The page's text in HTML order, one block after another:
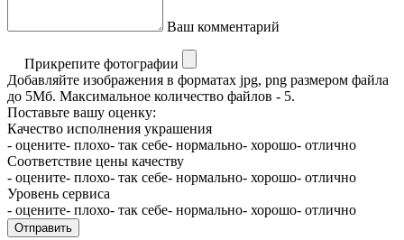
Ваш комментарий
Прикрепите фотографии
Добавляйте изображения в форматах jpg, png размером файла
до 5Мб. Максимальное количество файлов - 5.
Поставьте вашу оценку:
Качество исполнения украшения
- оцените- плохо- так себе- нормально- хорошо- отлично
Соответствие цены качеству
- оцените- плохо- так себе- нормально- хорошо- отлично
Уровень сервиса
- оцените- плохо- так себе- нормально- хорошо- отлично
Отправить